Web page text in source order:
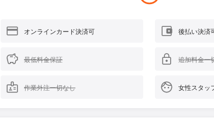
オンラインカード決済可 後払い決済
最低料金保証 追加料金一
作業外注一切なし 女性スタッ